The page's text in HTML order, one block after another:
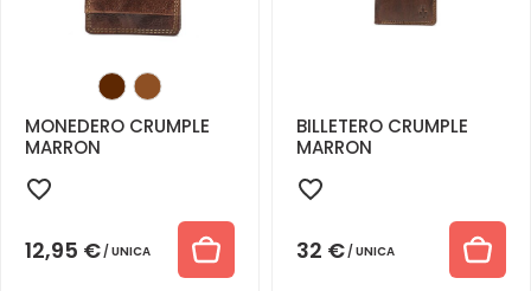
MONEDERO CRUMPLE
MARRON
12,95 € UNICA
BILLETERO CRUMPLE
MARRON
32 € UNICA